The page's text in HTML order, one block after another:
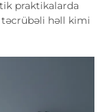
praktikalarda
təcrübəli həll kimi